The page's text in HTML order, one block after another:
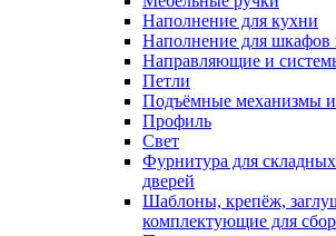
Наполнение для кухни
Наполнение для шкафов
Направляющие и
Петли
Подъёмные механизмы
Профиль
Свет
Фурнитура для
дверей
Шаблоны, крепёж,
комплектующие для